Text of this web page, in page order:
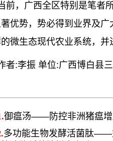
前，广西全区特别是笔者
著优势，势必得到业界及
微生态现代农业系统，
者:李振 单位:广西博白县
御瘟汤——防控非洲猪瘟增
多功能生物发酵活菌肽——